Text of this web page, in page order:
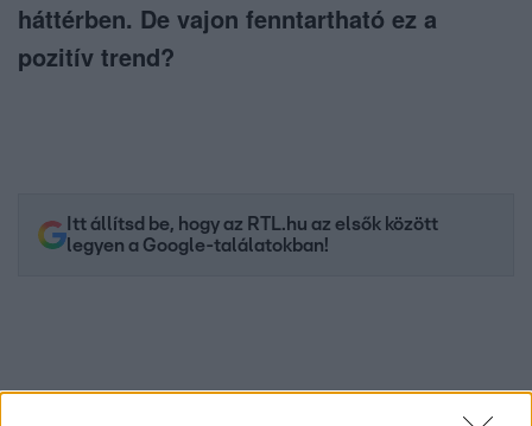
háttérben. De vajon fenntartható ez a
pozitív trend?
Itt állítsd be, hogy az RTL.hu az elsők között
legyen a Google-találatokban!